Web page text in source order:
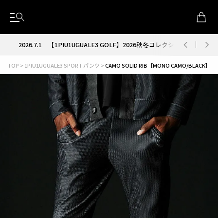
2026.7.1 【1PIU1UGUALE3 GOLF】2026秋冬コレクション解禁
TOP 1PIU1UGUALE3 SPORT パンツ CAMO SOLID RIB［MONO CAMO/BLACK］